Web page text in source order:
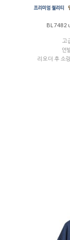
BL7482
고
언
리오더 후 소